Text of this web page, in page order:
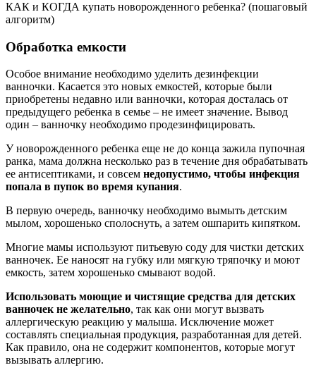
КАК и КОГДА купать новорожденного ребенка? (пошаговый
алгоритм)
Обработка емкости
Особое внимание необходимо уделить дезинфекции
ванночки. Касается это новых емкостей, которые были
приобретены недавно или ванночки, которая досталась от
предыдущего ребенка в семье – не имеет значение. Вывод
один – ванночку необходимо продезинфицировать.
У новорожденного ребенка еще не до конца зажила пупочная
ранка, мама должна несколько раз в течение дня обрабатывать
ее антисептиками, и совсем недопустимо, чтобы инфекция
попала в пупок во время купания.
В первую очередь, ванночку необходимо вымыть детским
мылом, хорошенько сполоснуть, а затем ошпарить кипятком.
Многие мамы используют питьевую соду для чистки детских
ванночек. Ее наносят на губку или мягкую тряпочку и моют
емкость, затем хорошенько смывают водой.
Использовать моющие и чистящие средства для детских
ванночек не желательно, так как они могут вызвать
аллергическую реакцию у малыша. Исключение может
составлять специальная продукция, разработанная для детей.
Как правило, она не содержит компонентов, которые могут
вызывать аллергию.